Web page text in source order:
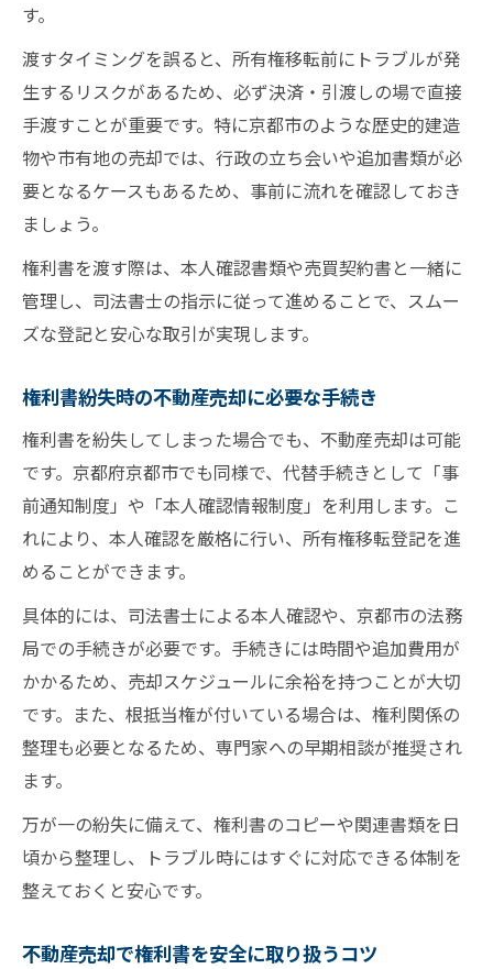
す。
渡すタイミングを誤ると、所有権移転前にトラブルが発
生するリスクがあるため、必ず決済・引渡しの場で直接
手渡すことが重要です。特に京都市のような歴史的建造
物や市有地の売却では、行政の立ち会いや追加書類が必
要となるケースもあるため、事前に流れを確認しておき
ましょう。
権利書を渡す際は、本人確認書類や売買契約書と一緒に
管理し、司法書士の指示に従って進めることで、スムー
ズな登記と安心な取引が実現します。
権利書紛失時の不動産売却に必要な手続き
権利書を紛失してしまった場合でも、不動産売却は可能
です。京都府京都市でも同様で、代替手続きとして「事
前通知制度」や「本人確認情報制度」を利用します。こ
れにより、本人確認を厳格に行い、所有権移転登記を進
めることができます。
具体的には、司法書士による本人確認や、京都市の法務
局での手続きが必要です。手続きには時間や追加費用が
かかるため、売却スケジュールに余裕を持つことが大切
です。また、根抵当権が付いている場合は、権利関係の
整理も必要となるため、専門家への早期相談が推奨され
ます。
万が一の紛失に備えて、権利書のコピーや関連書類を日
頃から整理し、トラブル時にはすぐに対応できる体制を
整えておくと安心です。
不動産売却で権利書を安全に取り扱うコツ